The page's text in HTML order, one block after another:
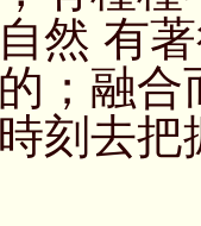
然 有
；融
刻去把